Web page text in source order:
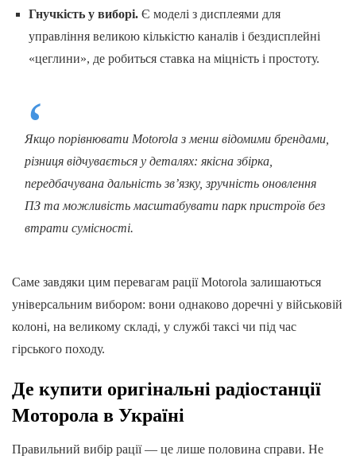
Гнучкість у виборі.Є моделі з дисплеями для
управління великою кількістю каналів і бездисплейні
«цеглини», де робиться ставка на міцність і простоту.
Якщо порівнювати Motorola з менш відомими брендами,
різниця відчувається у деталях: якісна збірка,
передбачувана дальність зв’язку, зручність оновлення
ПЗ та можливість масштабувати парк пристроїв без
втрати сумісності.
Саме завдяки цим перевагам рації Motorola залишаються
універсальним вибором: вони однаково доречні у військовій
колоні, на великому складі, у службі таксі чи під час
гірського походу.
Де купити оригінальні радіостанції
Моторола в Україні
Правильний вибір рації — це лише половина справи. Не